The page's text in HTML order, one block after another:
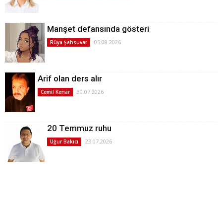
Manşet defansında gösteri
Rüya Şahsuvar 05.08.2026
Arif olan ders alır
Cemil Kenar 30.07.2026
20 Temmuz ruhu
Uğur Bakıcı 23.07.2026